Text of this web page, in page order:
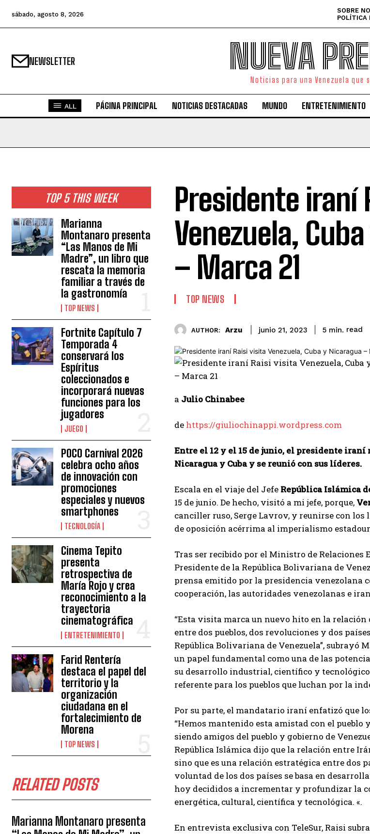
sábado, agosto 8, 2026 SOBRE
POLÍTICA
NEWSLETTER NUEVA
Noticias para una Venezuela que
ALL PÁGINA PRINCIPAL NOTICIAS DESTACADAS MUNDO ENTRETENIMIENTO
TOP 5 THIS WEEK
Marianna
Montanaro presenta
“Las Manos de Mi
Madre”, un libro que
rescata la memoria
familiar a través de
la gastronomía
TOP NEWS
Fortnite Capítulo 7
Temporada 4
conservará los
Espíritus
coleccionados e
incorporará nuevas
funciones para los
jugadores
JUEGO
POCO Carnival 2026
celebra ocho años
de innovación con
promociones
especiales y nuevos
smartphones
TECNOLOGÍA
Cinema Tepito
presenta
retrospectiva de
María Rojo y crea
reconocimiento a la
trayectoria
cinematográfica
ENTRETENIMIENTO
Farid Rentería
destaca el papel del
territorio y la
organización
ciudadana en el
fortalecimiento de
Morena
TOP NEWS
RELATED POSTS
Marianna Montanaro presenta
Presidente iraní
Venezuela,
– Marca 21
TOP NEWS
AUTHOR: Arzu junio 21, 2023 5 min. read
a Julio Chinabee
de https://giuliochinappi.wordpress.com
Entre el 12 y el 15 de junio, el presidente
Nicaragua y Cuba y se reunió con sus líderes.
Escala en el viaje del Jefe República Islámica
15 de junio. De hecho, visitó a mi jefe, porque,
canciller ruso, Serge Lavrov, y reunirse con
de oposición acérrima al imperialismo
Tras ser recibido por el Ministro de Relaciones
Presidente de la República Bolivariana de
prensa emitido por la presidencia venezolana
cooperación, las autoridades venezolanas e
“Esta visita marca un nuevo hito en la
entre dos pueblos, dos revoluciones y dos
República Bolivariana de Venezuela”, subrayó
un papel fundamental como una de las
su desarrollo industrial, científico y
referente para los pueblos que luchan por la
Por su parte, el mandatario iraní enfatizó que
“Hemos mantenido esta amistad con el pueblo
siendo amigos del pueblo y gobierno de
República Islámica dijo que la relación entre
sino que es una relación estratégica entre dos
voluntad de los dos países se basa en
hoy decididos a incrementar y profundizar la
energética, cultural, científica y tecnológica. «.
En entrevista exclusiva con TeleSur, Raisi